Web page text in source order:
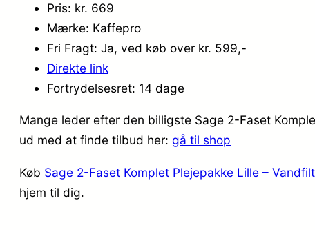
Pris: kr. 669
Mærke: Kaffepro
Fri Fragt: Ja, ved køb over kr. 599,-
Direkte link
Fortrydelsesret: 14 dage
Mange leder efter den billigste Sage 2-Faset
ud med at finde tilbud her: gå til shop
Køb Sage 2-Faset Komplet Plejepakke Lille –
hjem til dig.